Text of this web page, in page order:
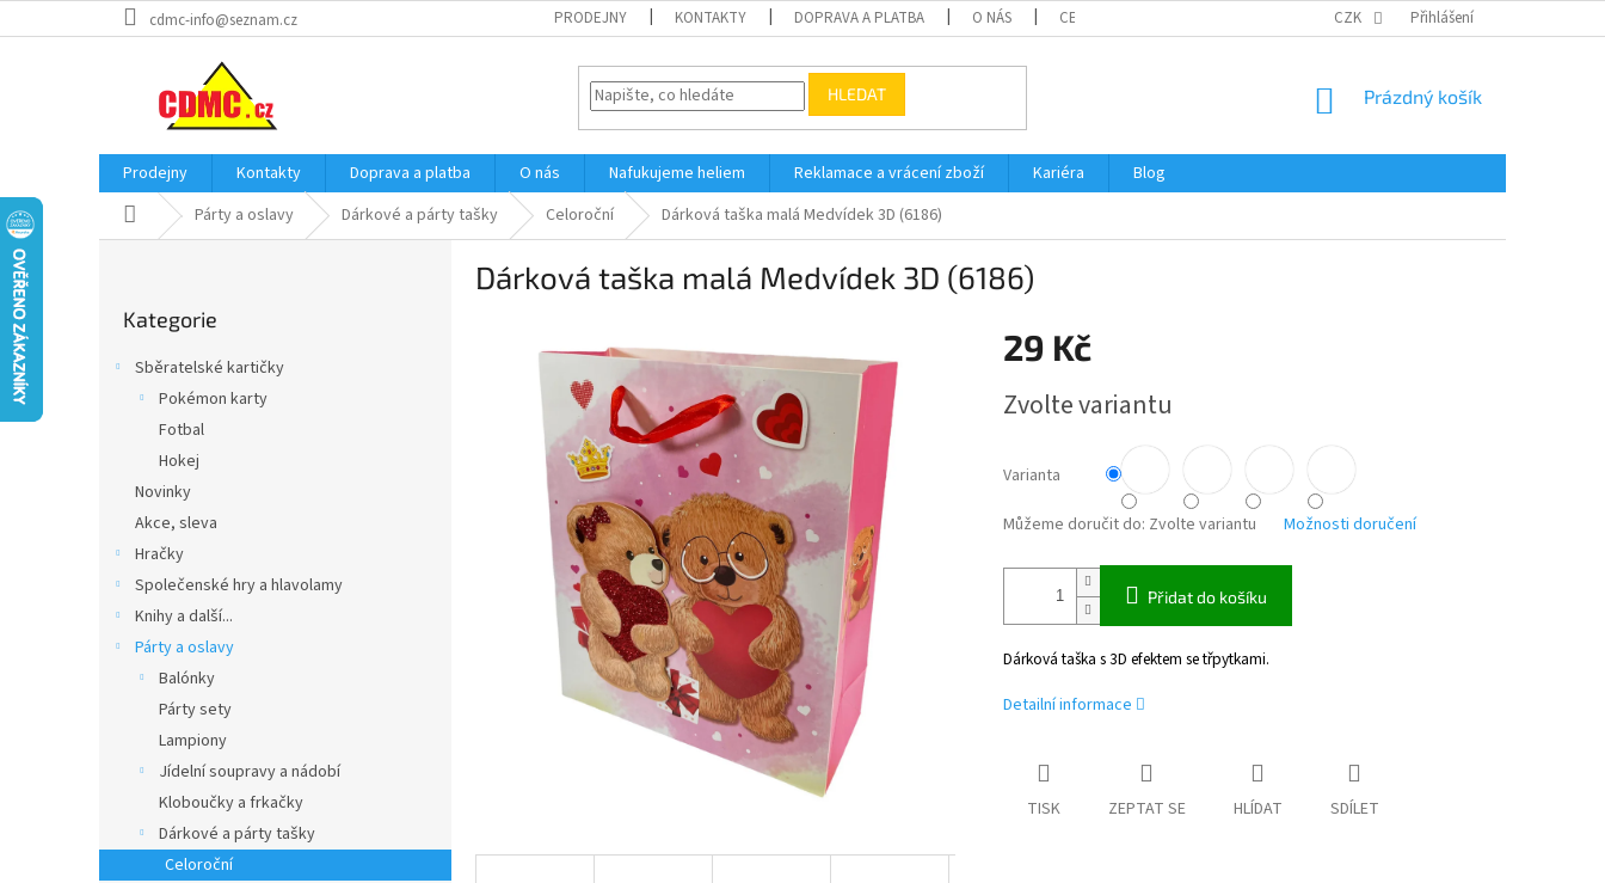
na
cdmc-info@seznam.cz PRODEJNY KONTAKTY DOPRAVA A PLATBA O NÁS CERTIFIKÁTY A NÁVODY OBCHODNÍ PODMÍNKY OCHRANA OSOBNÍCH
CZK Přihlášení
HLEDAT
NÁKUPNÍ
Prázdný košík
Prodejny Kontakty Doprava a platba O nás Nafukujeme heliem Reklamace a vrácení zboží Kariéra
Blog
Domů Párty a oslavy Dárkové a párty tašky Celoroční Dárková taška malá Medvídek 3D (6186)
kategorie
Kategorie
Sběratelské kartičky
Pokémon karty
Fotbal
Hokej
Novinky
Akce, sleva
Hračky
Společenské hry a hlavolamy
Knihy a další...
Párty a oslavy
Balónky
Párty sety
Lampiony
Jídelní soupravy a nádobí
Kloboučky a frkačky
Dárkové a párty tašky
Celoroční
Dárková taška malá Medvídek 3D (6186)
29 Kč
cena:
Zvolte variantu
Varianta
Můžeme doručit do: Zvolte variantu Možnosti doručení
Přidat do košíku
Dárková taška s 3D efektem se třpytkami.
Detailní informace
TISK ZEPTAT SE HLÍDAT SDÍLET